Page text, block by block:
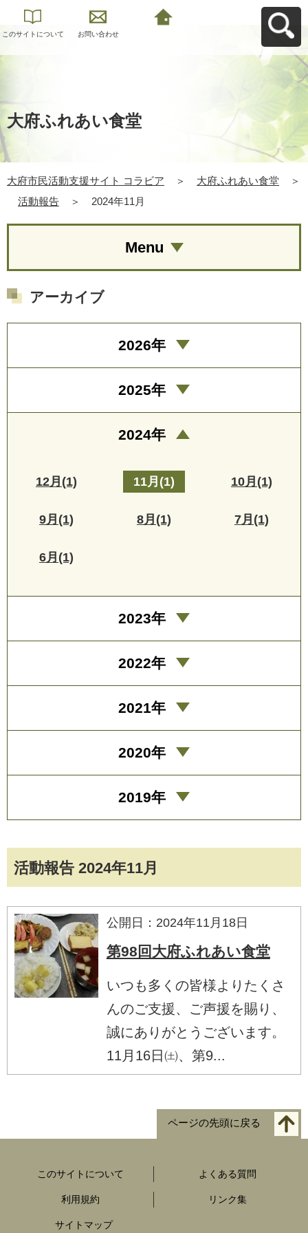
このサイトについて お問い合わせ
大府ふれあい食堂
大府市民活動支援サイト コラビア ＞ 大府ふれあい食堂
＞
活動報告
＞ 2024年11月
活動報告 2024年11月
公開日：2024年11月18日
第98回大府ふれあい食堂
いつも多くの皆様よりたくさ
んのご支援、ご声援を賜り、
誠にありがとうございます。
11月16日㈯、第9...
Menu
アーカイブ
2026年
2025年
2024年
12月(1) 11月(1) 10月(1)
9月(1) 8月(1) 7月(1)
6月(1)
2023年
2022年
2021年
2020年
2019年
ページの先頭に戻る
このサイトについて よくある質問
利用規約 リンク集
サイトマップ